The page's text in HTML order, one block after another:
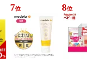
7位 8位